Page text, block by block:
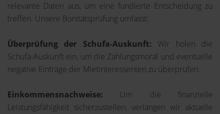
relevante Daten aus, um eine fundierte Entscheidung zu
treffen. Unsere Bonitätsprüfung umfasst:
Überprüfung der Schufa-Auskunft: Wir holen die
Schufa-Auskunft ein, um die Zahlungsmoral und eventuelle
negative Einträge der Mietinteressenten zu überprüfen.
Einkommensnachweise: Um die finanzielle
Leistungsfähigkeit sicherzustellen, verlangen wir aktuelle